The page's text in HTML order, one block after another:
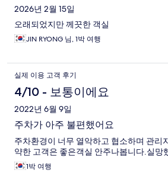
2026년 2월 15일
오래되었지만 께끗한 객실
JIN RYONG 님, 1박 여행
실제 이용 고객 후기
4/10 - 보통이에요
2022년 6월 9일
주차가 아주 불편했어요
주차환경이 너무 열악하고 협소하며 관리
약한 고객은 좋은객실 안주나봅니다.실망
1박 여행